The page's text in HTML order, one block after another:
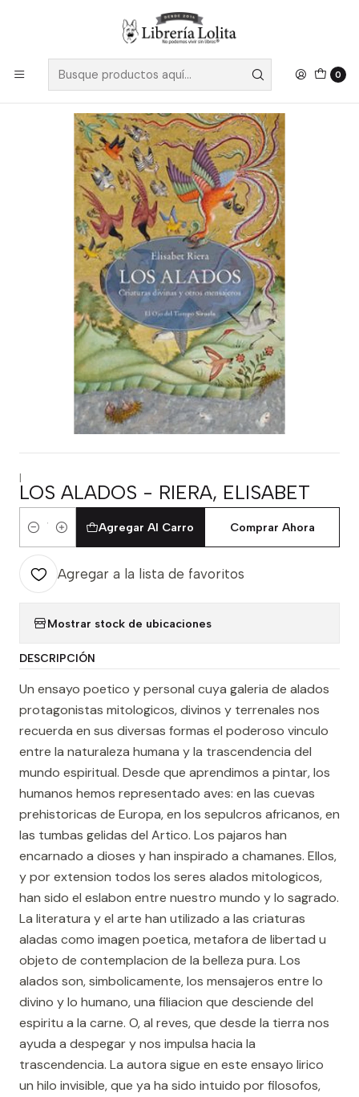
0
Despacho a todo Chile
|
LOS ALADOS - RIERA, ELISABET
Cantidad
Agregar Al Carro Comprar Ahora
Agregar a la lista de favoritos
Mostrar stock de ubicaciones
DESCRIPCIÓN
Un ensayo poetico y personal cuya galeria de alados
protagonistas mitologicos, divinos y terrenales nos
recuerda en sus diversas formas el poderoso vinculo
entre la naturaleza humana y la trascendencia del
mundo espiritual. Desde que aprendimos a pintar, los
humanos hemos representado aves: en las cuevas
prehistoricas de Europa, en los sepulcros africanos, en
las tumbas gelidas del Artico. Los pajaros han
encarnado a dioses y han inspirado a chamanes. Ellos,
y por extension todos los seres alados mitologicos,
han sido el eslabon entre nuestro mundo y lo sagrado.
La literatura y el arte han utilizado a las criaturas
aladas como imagen poetica, metafora de libertad u
objeto de contemplacion de la belleza pura. Los
alados son, simbolicamente, los mensajeros entre lo
divino y lo humano, una filiacion que desciende del
espiritu a la carne. O, al reves, que desde la tierra nos
ayuda a despegar y nos impulsa hacia la
trascendencia. La autora sigue en este ensayo lirico
un hilo invisible, que ya ha sido intuido por filosofos,